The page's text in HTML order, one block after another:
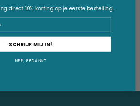
direct 10% korting op je eerste bestelling.
SCHRIJF MIJ IN!
NEE, BEDANKT